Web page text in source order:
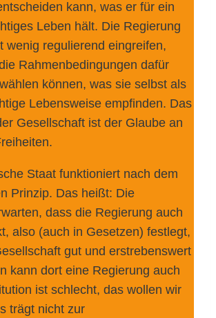
kann, was er für ein
Leben hält. Die Regierung
wenig regulierend eingreifen,
Rahmenbedingungen dafür
können, was sie selbst als
Lebensweise empfinden. Das
Gesellschaft ist der Glaube an
Staat funktioniert nach dem
Prinzip. Das heißt: Die
dass die Regierung auch
also (auch in Gesetzen) festlegt,
gut und erstrebenswert
kann dort eine Regierung auch
ist schlecht, das wollen wir
trägt nicht zur